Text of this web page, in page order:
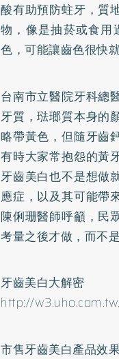
酸有助預防蛀牙 ，質
物，像是抽菸或食用
色，可能讓齒色很快
台南市立醫院牙科總
牙質，琺瑯質本身的
略帶黃色，但隨牙齒
有時大家常抱怨的黃
牙齒美白也不是想做
應症，以及其可能帶
陳俐珊醫師呼籲，民
考量之後才做，而不
牙齒美白大解密
http://
市售牙齒美白產品效